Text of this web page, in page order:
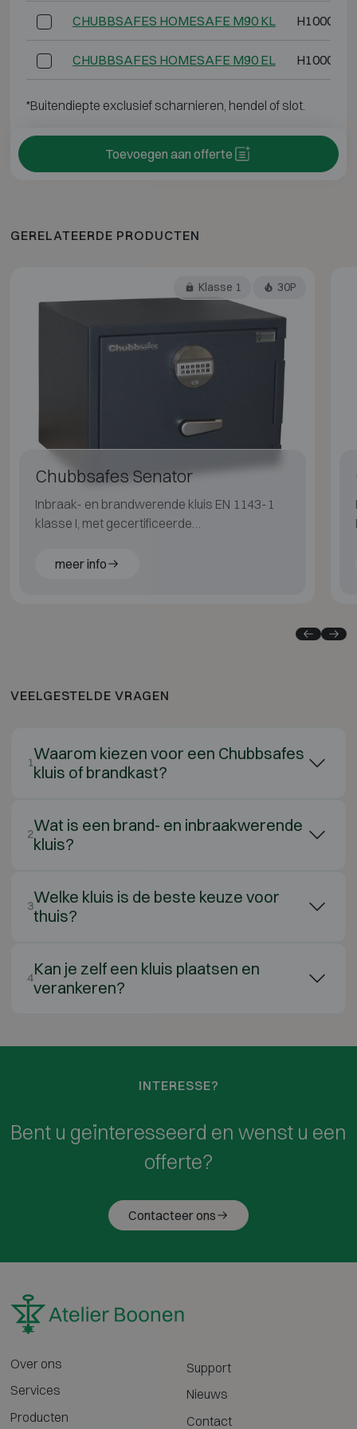
CHUBBSAFES HOMESAFE M90 KL H1000
CHUBBSAFES HOMESAFE M90 EL H1000
*Buitendiepte exclusief scharnieren, hendel of slot.
Toevoegen aan offerte
GERELATEERDE PRODUCTEN
Klasse 1 30P
Chubbsafes Senator
Inbraak- en brandwerende kluis EN 1143-1
klasse I, met gecertificeerde
voor papier.
meer info
VEELGESTELDE VRAGEN
1Waarom kiezen voor een Chubbsafes
kluis of brandkast?
2Wat is een brand- en inbraakwerende
kluis?
3Welke kluis is de beste keuze voor
thuis?
4Kan je zelf een kluis plaatsen en
verankeren?
INTERESSE?
Bent u geïnteresseerd en wenst u een
offerte?
Contacteer ons
Over ons
Services
Producten
Support
Nieuws
Contact